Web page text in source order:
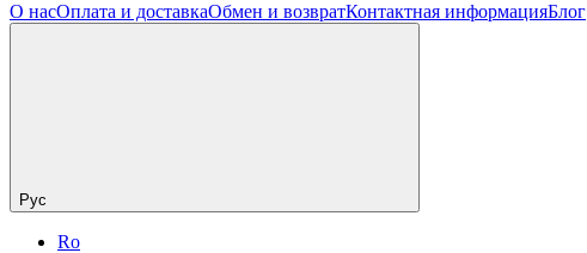
О насОплата и доставкаОбмен и возвратКонтактная информацияБлог
Рус
Ro